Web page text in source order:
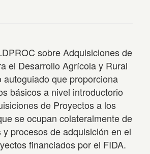
sobre Adquisiciones de
el Desarrollo Agrícola y Rural
autoguiado que proporciona
básicos a nivel introductorio
de Proyectos a los
se ocupan colateralmente de
y procesos de adquisición en el
financiados por el FIDA.